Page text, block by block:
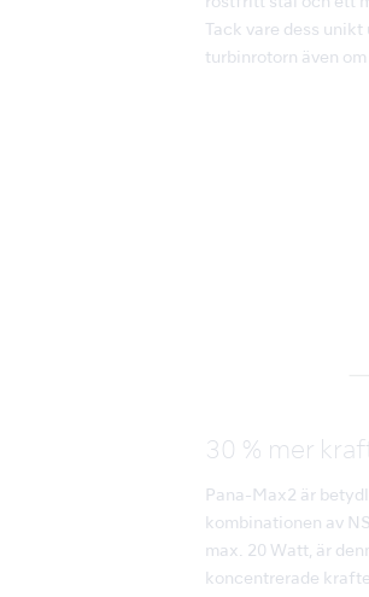
Tack vare dess
turbinrotorn även
30 % mer
Pana-Max2 är
kombinationen av
max. 20 Watt, är
koncentrerade